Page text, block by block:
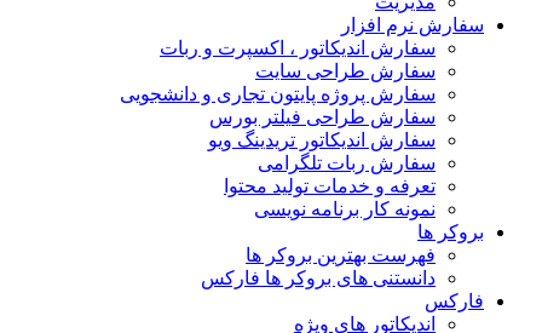
سفارش نرم افزار
سفارش اندیکاتور ، اکسپرت و ربات
سفارش طراحی سایت
سفارش پروژه پایتون تجاری و دانشجویی
سفارش طراحی فیلتر بورس
سفارش اندیکاتور تریدینگ ویو
سفارش ربات تلگرامی
تعرفه و خدمات تولید محتوا
نمونه کار برنامه نویسی
بروکر ها
فهرست بهترین بروکر ها
دانستنی های بروکر ها فارکس
فارکس
اندیکاتور های ویژه